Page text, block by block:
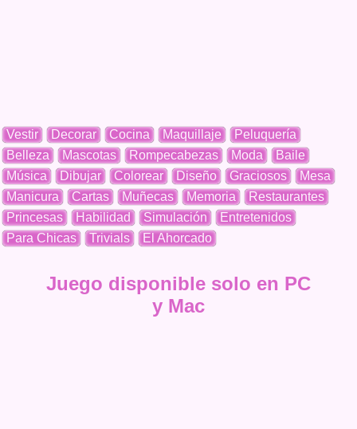
Vestir Decorar Cocina Maquillaje
Peluquería
Belleza
Mascotas Rompecabezas Moda
Baile
Música
Dibujar Colorear Diseño Graciosos
Mesa
Manicura
Cartas Muñecas Memoria
Restaurantes
Princesas
Habilidad Simulación
Entretenidos
Para Chicas
Trivials El Ahorcado
Juego disponible solo en PC
y Mac